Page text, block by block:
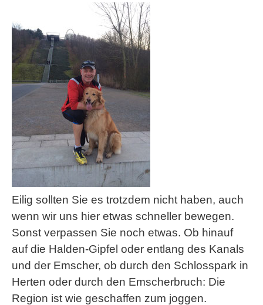
Eilig sollten Sie es trotzdem nicht haben, auch
wenn wir uns hier etwas schneller bewegen.
Sonst verpassen Sie noch etwas. Ob hinauf
auf die Halden-Gipfel oder entlang des Kanals
und der Emscher, ob durch den Schlosspark in
Herten oder durch den Emscherbruch: Die
Region ist wie geschaffen zum joggen.